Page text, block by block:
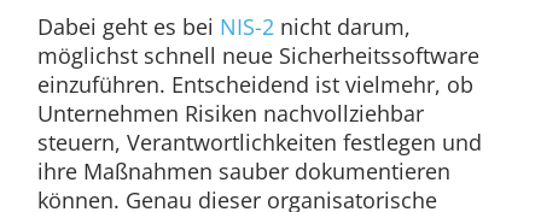
Dabei geht es bei NIS-2nicht darum,
möglichst schnell neue Sicherheitssoftware
einzuführen. Entscheidend ist vielmehr, ob
Unternehmen Risiken nachvollziehbar
steuern, Verantwortlichkeiten festlegen und
ihre Maßnahmen sauber dokumentieren
können. Genau dieser organisatorische